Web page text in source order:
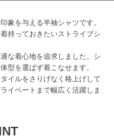
象を与える半袖シャツです。
持っておきたいストライプシ
な着心地を追求しました。シ
型を選ばず着こなせます。
イルをさりげなく格上げして
イベートまで幅広く活躍しま